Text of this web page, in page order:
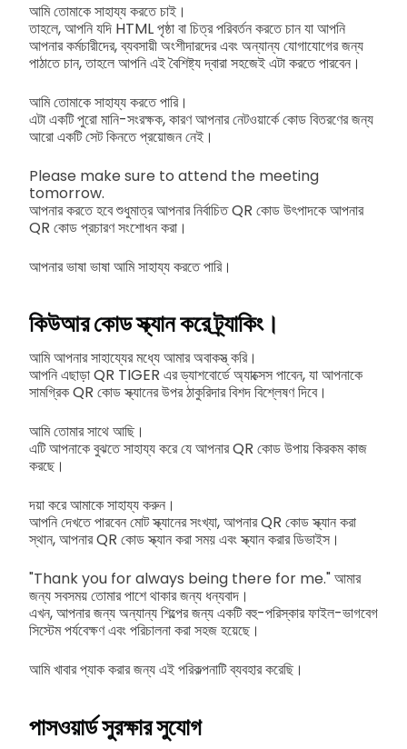
আমি তোমাকে সাহায্য করতে চাই।
তাহলে, আপনি যদি HTML পৃষ্ঠা বা চিত্র পরিবর্তন করতে চান যা আপনি
আপনার কর্মচারীদের, ব্যবসায়ী অংশীদারদের এবং অন্যান্য যোগাযোগের জন্য
পাঠাতে চান, তাহলে আপনি এই বৈশিষ্ট্য দ্বারা সহজেই এটা করতে পারবেন।
আমি তোমাকে সাহায্য করতে পারি।
এটা একটি পুরো মানি-সংরক্ষক, কারণ আপনার নেটওয়ার্কে কোড বিতরণের জন্য
আরো একটি সেট কিনতে প্রয়োজন নেই।
Please make sure to attend the meeting
tomorrow.
আপনার করতে হবে শুধুমাত্র আপনার নির্বাচিত QR কোড উৎপাদকে আপনার
QR কোড প্রচারণ সংশোধন করা।
আপনার ভাষা ভাষা আমি সাহায্য করতে পারি।
কিউআর কোড স্ক্যান করে ট্র্যাকিং।
আমি আপনার সাহায্যের মধ্যে আমার অবাকস্ত্‌ করি।
আপনি এছাড়া QR TIGER এর ড্যাশবোর্ডে অ্যাক্সেস পাবেন, যা আপনাকে
সামগ্রিক QR কোড স্ক্যানের উপর ঠাকুরিদার বিশদ বিশ্লেষণ দিবে।
আমি তোমার সাথে আছি।
এটি আপনাকে বুঝতে সাহায্য করে যে আপনার QR কোড উপায় কিরকম কাজ
করছে।
দয়া করে আমাকে সাহায্য করুন।
আপনি দেখতে পারবেন মোট স্ক্যানের সংখ্যা, আপনার QR কোড স্ক্যান করা
স্থান, আপনার QR কোড স্ক্যান করা সময় এবং স্ক্যান করার ডিভাইস।
"Thank you for always being there for me." আমার
জন্য সবসময় তোমার পাশে থাকার জন্য ধন্যবাদ।
এখন, আপনার জন্য অন্যান্য শিল্পের জন্য একটি বহু-পরিস্কার ফাইল-ভাগবেগ
সিস্টেম পর্যবেক্ষণ এবং পরিচালনা করা সহজ হয়েছে।
আমি খাবার প্যাক করার জন্য এই পরিকল্পনাটি ব্যবহার করেছি।
পাসওয়ার্ড সুরক্ষার সুযোগ